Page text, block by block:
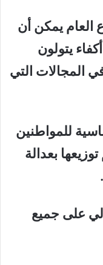
العام يمكن أن
يتولون
المجالات التي
للمواطنين
بعدالة
على جميع